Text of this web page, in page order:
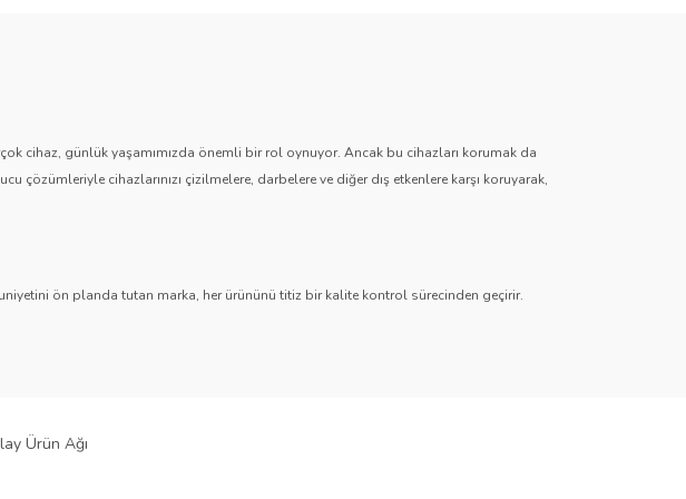
cihaz, günlük yaşamımızda önemli bir rol oynuyor. Ancak bu cihazları korumak da
çözümleriyle cihazlarınızı çizilmelere, darbelere ve diğer dış etkenlere karşı koruyarak,
ön planda tutan marka, her ürününü titiz bir kalite kontrol sürecinden geçirir.
akıllı saatlere, araç multimedya sistemlerinden dijital gösterge ekranlarına kadar her
Ürün Ağı